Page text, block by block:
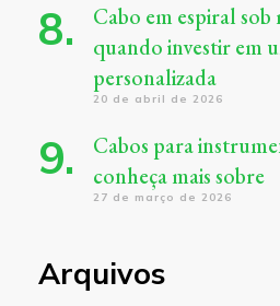
Cabo em espiral sob
quando investir em
personalizada
20 de abril de 2026
Cabos para
conheça mais sobre
27 de março de 2026
Arquivos